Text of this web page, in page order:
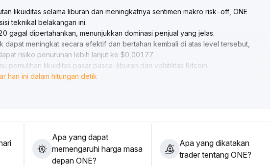
likuiditas selama liburan dan meningkatnya sentimen makro risk-off, ONE
teknikal belakangan ini.
gagal dipertahankan, menunjukkan dominasi penjual yang jelas.
dapat meningkat secara efektif dan bertahan kembali di atas level tersebut,
risiko penurunan lebih lanjut ke $0,00177.
pemulihan likuiditas pasar pasca-liburan dan volatilitas Bitcoin
akumulasi posisi rendah; jika tidak, sebaiknya menunggu dan
lanjutan
hari ini dalam hitungan detik
Apa yang dapat
memengaruhi harga masa
depan ONE?
Apa yang dikatakan
trader tentang ONE?